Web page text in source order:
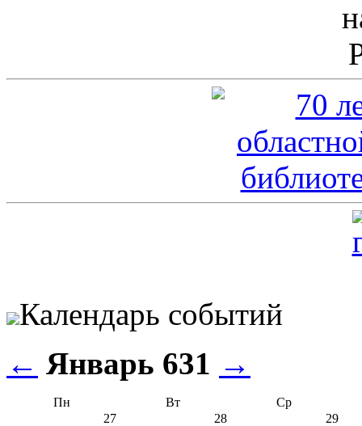
Календарь событий
← Январь 631 →
Пн Вт
Ср
27
28
29